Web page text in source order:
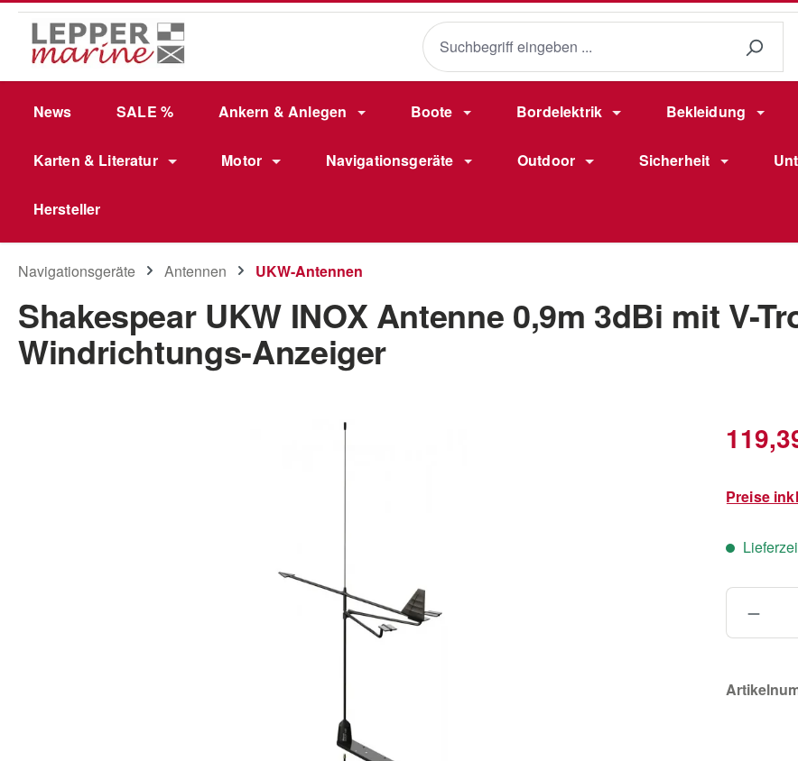
Hauptinhalt springen
Zur Suche springen
Zur Hauptnavigation springen
News SALE % Ankern & Anlegen Boote Bordelektrik Bekleidung
Karten & Literatur Motor Navigationsgeräte Outdoor Sicherheit
Hersteller
Navigationsgeräte Antennen UKW-Antennen
Shakespear UKW INOX Antenne 0,9m 3dBi mit V-
Windrichtungs-Anzeiger
Preise